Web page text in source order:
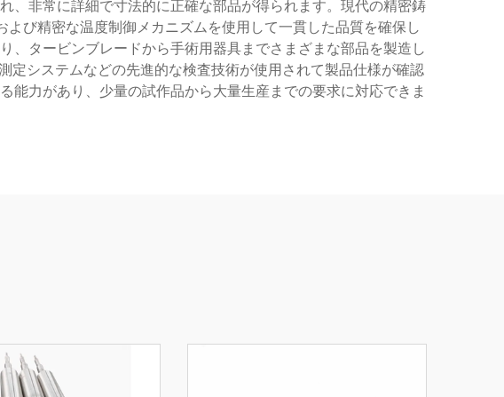
、非常に詳細で寸法的に正確な部品が得られます。現代の精密鋳
び精密な温度制御メカニズムを使用して一貫した品質を確保し
、タービンブレードから手術用器具までさまざまな部品を製造し
システムなどの先進的な検査技術が使用されて製品仕様が確認
能力があり、少量の試作品から大量生産までの要求に対応できま